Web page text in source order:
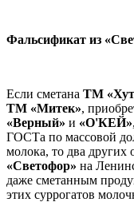
Фальсификат из
Если сметана ТМ
ТМ «Митек»,
«Верный» и «О'КЕЙ»
ГОСТа по массовой
молока, то два других
«Светофор» на
даже сметанным
этих суррогатов